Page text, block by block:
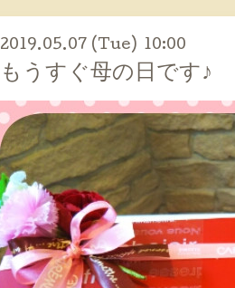
2019.05.07 (Tue) 10:00
もうすぐ母の日です♪